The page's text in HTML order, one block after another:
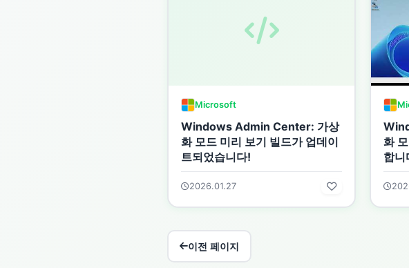
Microsoft
Windows Admin Center: 가상
화 모드 미리 보기 빌드가 업데이
트되었습니다!
2026.01.27
화
합니
이전 페이지